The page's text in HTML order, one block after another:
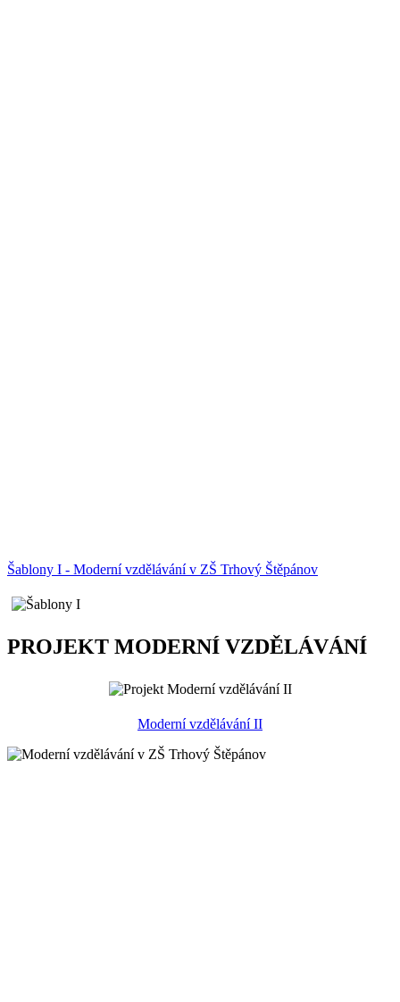
Šablony I - Moderní vzdělávání v ZŠ Trhový Štěpánov
PROJEKT MODERNÍ VZDĚLÁVÁNÍ
Moderní vzdělávání II